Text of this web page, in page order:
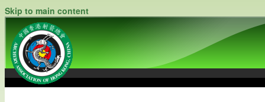
Skip to main content